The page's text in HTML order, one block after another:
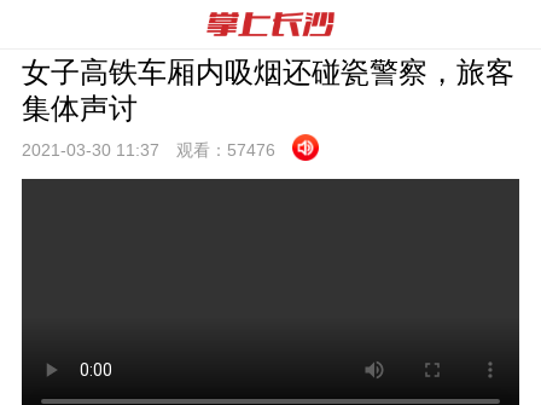
女子高铁车厢内吸烟还碰瓷警察，旅客
集体声讨
2021-03-30 11:37 观看： 57476